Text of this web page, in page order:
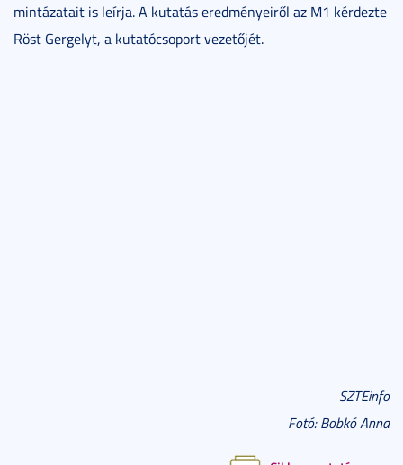
mintázatait is leírja. A kutatás eredményeiről az M1 kérdezte
Röst Gergelyt, a kutatócsoport vezetőjét.
SZTEinfo
Fotó: Bobkó Anna